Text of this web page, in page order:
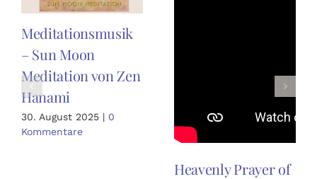
Meditationsmusik
– Sun Moon
Meditation von Zen
Hanami
30. August 2025 | 0
Kommentare
Heavenly Prayer of